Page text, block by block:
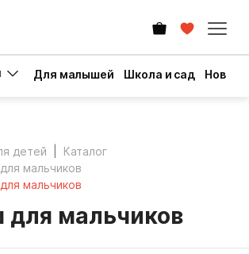
Для малышей Школа и сад Новый
детей
Каталог
мальчиков
мальчиков
для мальчиков